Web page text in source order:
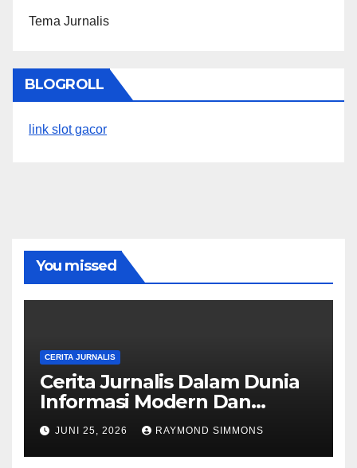
Tema Jurnalis
BLOGROLL
link slot gacor
You missed
CERITA JURNALIS
Cerita Jurnalis Dalam Dunia
Informasi Modern Dan
Dinamika Berita
JUNI 25, 2026 RAYMOND SIMMONS